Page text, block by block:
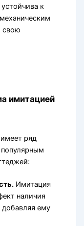
к
свою
имитацией
ряд
Имитация
наличия
ему